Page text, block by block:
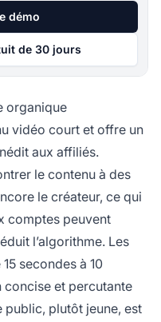
démo
de 30 jours
organique
vidéo court et offre un
aux affiliés.
le contenu à des
le créateur, ce qui
comptes peuvent
l’algorithme. Les
secondes à 10
concise et percutante
public, plutôt jeune, est